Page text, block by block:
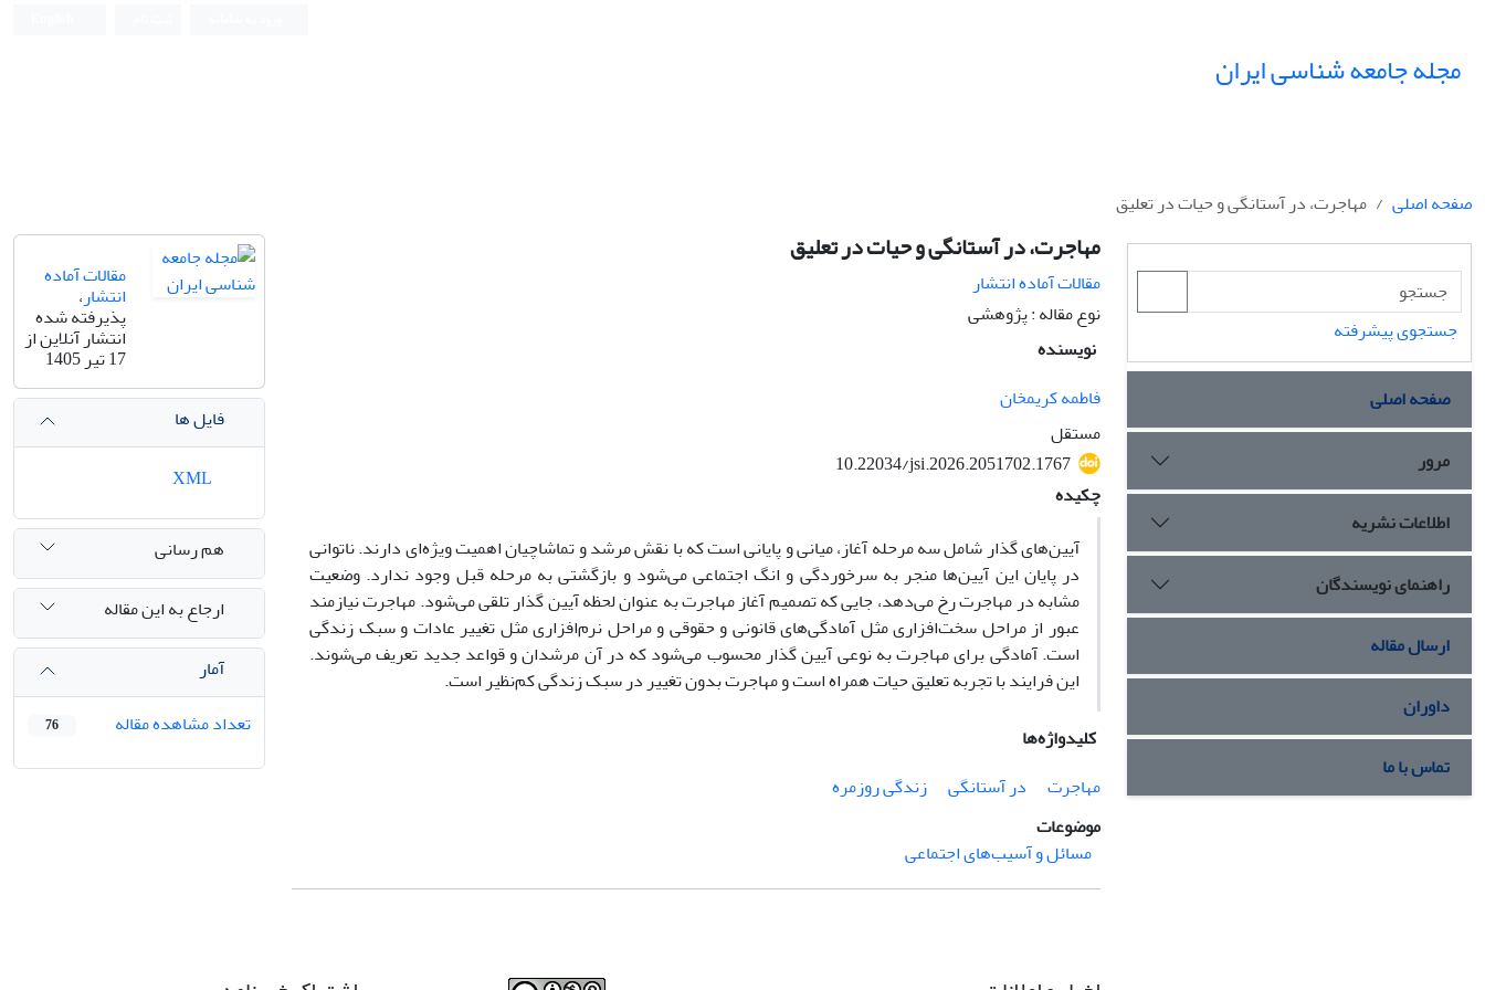
مجله جامعه شناسی ایران
صفحه اصلی مهاجرت، در آستانگی و حیات در تعلیق
مهاجرت، در آستانگی و حیات در تعلیق
مقالات آماده انتشار
نوع مقاله : پژوهشی
نویسنده
فاطمه کریمخان
مستقل
10.22034/jsi.2026.2051702.1767
چکیده
آیین‌های گذار شامل سه مرحله آغاز، میانی و پایانی است که با نقش مرشد و تماشاچیان اهمیت ویژه‌ای دارند. ناتوانی
در پایان این آیین‌ها منجر به سرخوردگی و انگ اجتماعی می‌شود و بازگشتی به مرحله قبل وجود ندارد. وضعیت
مشابه در مهاجرت رخ می‌دهد، جایی که تصمیم آغاز مهاجرت به عنوان لحظه آیین گذار تلقی می‌شود. مهاجرت نیازمند
عبور از مراحل سخت‌افزاری مثل آمادگی‌های قانونی و حقوقی و مراحل نرم‌افزاری مثل تغییر عادات و سبک زندگی
است. آمادگی برای مهاجرت به نوعی آیین گذار محسوب می‌شود که در آن مرشدان و قواعد جدید تعریف می‌شوند.
این فرایند با تجربه تعلیق حیات همراه است و مهاجرت بدون تغییر در سبک زندگی کم‌نظیر است.
کلیدواژه‌ها
مهاجرت
در آستانگی
زندگی روزمره
موضوعات
مسائل و آسیب‌های اجتماعی
مقالات آماده
انتشار،
پذیرفته شده
انتشار آنلاین از
17 تیر 1405
فایل ها
هم رسانی
ارجاع به این مقاله
آمار
تعداد مشاهده مقاله
76
جستجوی پیشرفته
صفحه اصلی
مرور
اطلاعات نشریه
راهنمای نویسندگان
ارسال مقاله
داوران
تماس با ما